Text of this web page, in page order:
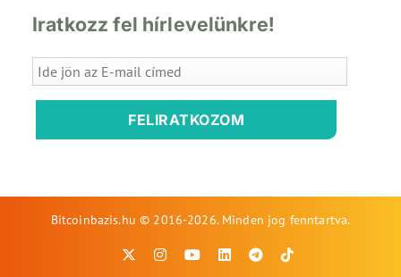
Iratkozz fel hírlevelünkre!
FELIRATKOZOM
Bitcoinbazis.hu © 2016-2026. Minden jog fenntartva.